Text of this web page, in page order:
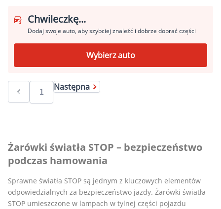
Chwileczkę...
Dodaj swoje auto, aby szybciej znaleźć i dobrze dobrać części
Wybierz auto
Następna
Żarówki światła STOP – bezpieczeństwo
podczas hamowania
Sprawne światła STOP są jednym z kluczowych elementów
odpowiedzialnych za bezpieczeństwo jazdy. Żarówki światła
STOP umieszczone w lampach w tylnej części pojazdu